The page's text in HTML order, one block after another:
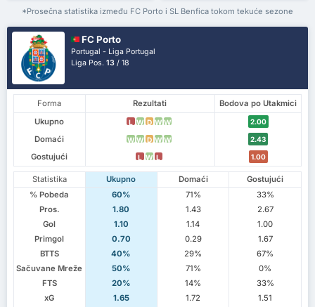
*Prosečna statistika između FC Porto i SL Benfica tokom tekuće sezone
FC Porto
Portugal - Liga Portugal
Liga Pos.13 / 18
Forma Rezultati
Bodova po Utakmici
Ukupno
L W D W W 2.00
Domaći W W D W W 2.43
Gostujući L W L 1.00
Statistika Ukupno Domaći
Gostujući
% Pobeda
60% 71%
33%
Pros.
1.80 1.43
2.67
Gol
1.10 1.14
1.00
Primgol
0.70 0.29
1.67
BTTS
40% 29%
67%
Sačuvane Mreže
50% 71%
0%
FTS
20% 14%
33%
xG
1.65 1.72
1.51